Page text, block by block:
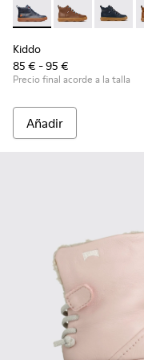
Kiddo - K900189-004
Kiddo - Kiddo -
Kiddo
85 € - 95 €
Precio final acorde a la talla
Añadir